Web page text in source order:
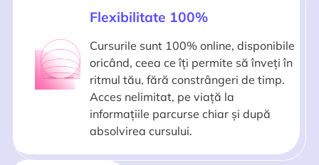
Flexibilitate 100%
Cursurile sunt 100% online, disponibile
oricând, ceea ce îți permite să înveți în
ritmul tău, fără constrângeri de timp.
Acces nelimitat, pe viață la
informațiile parcurse chiar și după
absolvirea cursului.